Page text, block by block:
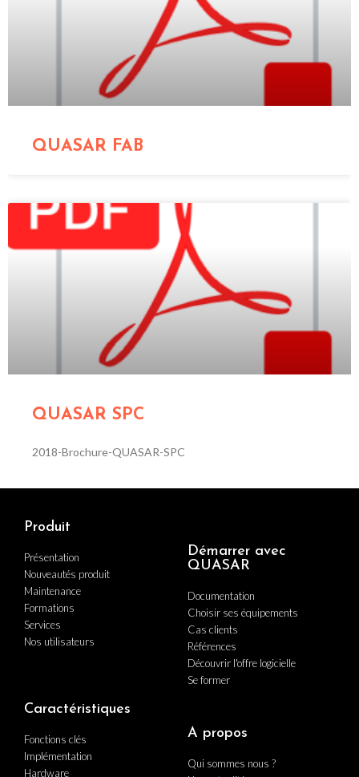
QUASAR FAB
QUASAR SPC
2018-Brochure-QUASAR-SPC
Produit
Présentation
Nouveautés produit
Maintenance
Formations
Services
Nos utilisateurs
Démarrer avec
QUASAR
Documentation
Choisir ses équipements
Cas clients
Références
Découvrir l'offre logicielle
Se former
Caractéristiques
Fonctions clés
Implémentation
Hardware
A propos
Qui sommes nous ?